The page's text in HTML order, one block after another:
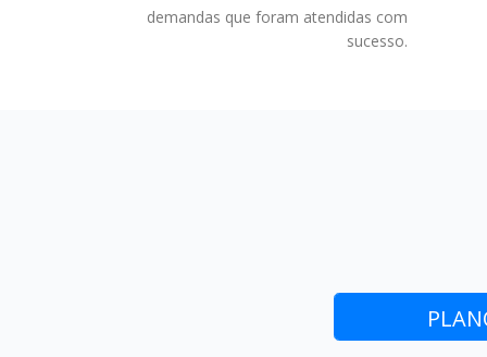
demandas que foram atendidas com
sucesso.